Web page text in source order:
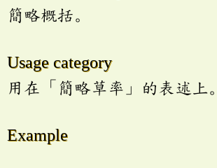
簡略概括。
Usage category
用在「簡略草率」的表述上。
Example